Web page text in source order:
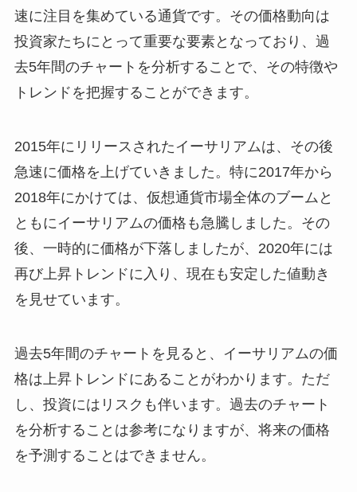
速に注目を集めている通貨です。その価格動向は
投資家たちにとって重要な要素となっており、過
去5年間のチャートを分析することで、その特徴や
トレンドを把握することができます。
2015年にリリースされたイーサリアムは、その後
急速に価格を上げていきました。特に2017年から
2018年にかけては、仮想通貨市場全体のブームと
ともにイーサリアムの価格も急騰しました。その
後、一時的に価格が下落しましたが、2020年には
再び上昇トレンドに入り、現在も安定した値動き
を見せています。
過去5年間のチャートを見ると、イーサリアムの価
格は上昇トレンドにあることがわかります。ただ
し、投資にはリスクも伴います。過去のチャート
を分析することは参考になりますが、将来の価格
を予測することはできません。